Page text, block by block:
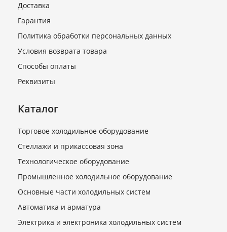
Кронштейн BC-BM-122
для разборного фильтра
D=120мм
В наличии
587 руб.
Вставка к фильтру DCR-
48DА (023U5381) 30%
Al3O2
В наличии
Доставка
Гарантия
Политика обработки персональных данных
Условия возврата товара
Способы оплаты
Реквизиты
Каталог
Торговое холодильное оборудование
Стеллажи и прикассовая зона
Технологическое оборудование
Промышленное холодильное оборудование
Основные части холодильных систем
Автоматика и арматура
Электрика и электроника холодильных систем